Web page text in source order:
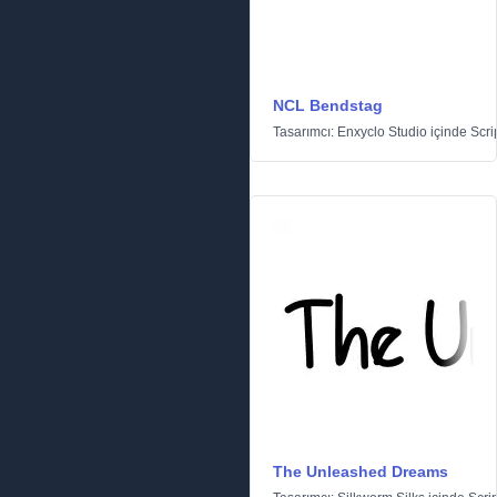
NCL Bendstag
Tasarımcı: Enxyclo Studio içinde
The Unleashed Dreams